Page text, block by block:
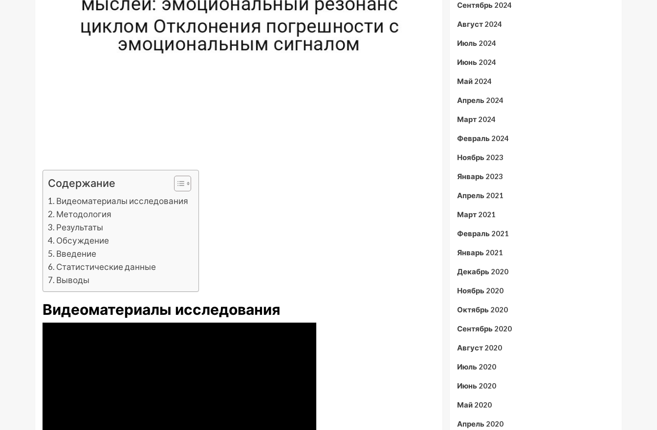
Содержание
Видеоматериалы исследования
Методология
Результаты
Обсуждение
Введение
Статистические данные
Выводы
Видеоматериалы исследования
Сентябрь 2024
Август 2024
Июль 2024
Июнь 2024
Май 2024
Апрель 2024
Март 2024
Февраль 2024
Ноябрь 2023
Январь 2023
Апрель 2021
Март 2021
Февраль 2021
Январь 2021
Декабрь 2020
Ноябрь 2020
Октябрь 2020
Сентябрь 2020
Август 2020
Июль 2020
Июнь 2020
Май 2020
Апрель 2020